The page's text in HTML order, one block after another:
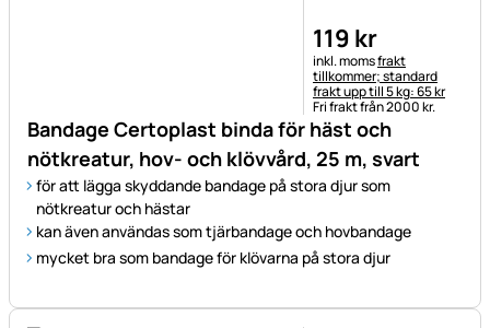
Bandage Certoplast binda för häst och
nötkreatur, hov- och klövvård, 25 m, svart
för att lägga skyddande bandage på stora djur som
nötkreatur och hästar
kan även användas som tjärbandage och hovbandage
mycket bra som bandage för klövarna på stora djur
119 kr
Skatteinformation:
inkl. momsfrakt
tillkommer; standard
frakt upp till 5 kg: 65 kr
Fri frakt från 2000 kr.